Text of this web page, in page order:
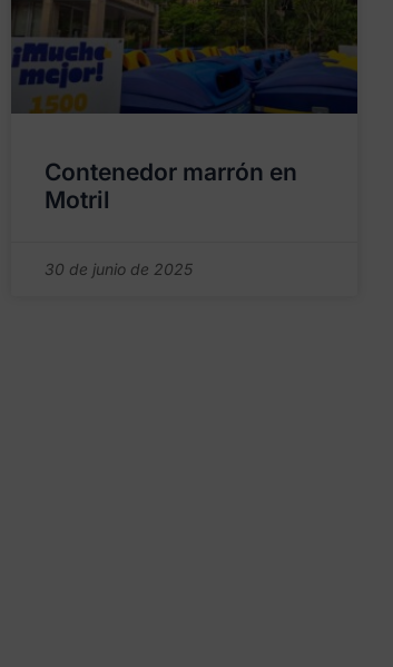
Contenedor marrón en
Motril
30 de junio de 2025